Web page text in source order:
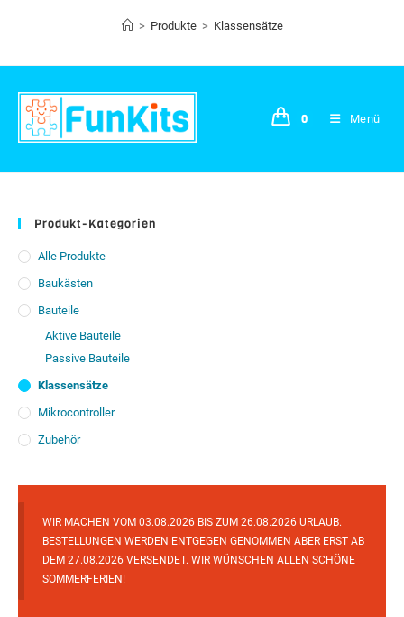
> Produkte > Klassensätze
0 Menü
Produkt-Kategorien
Alle Produkte
Baukästen
Bauteile
Aktive Bauteile
Passive Bauteile
Klassensätze
Mikrocontroller
Zubehör
WIR MACHEN VOM 03.08.2026 BIS ZUM 26.08.2026 URLAUB.
BESTELLUNGEN WERDEN ENTGEGEN GENOMMEN ABER ERST AB
DEM 27.08.2026 VERSENDET. WIR WÜNSCHEN ALLEN SCHÖNE
SOMMERFERIEN!